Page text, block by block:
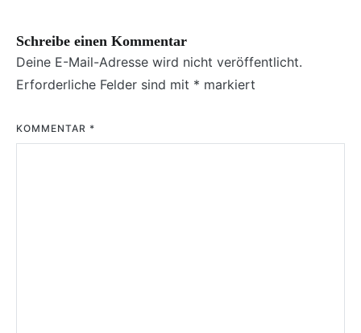
Schreibe einen Kommentar
Deine E-Mail-Adresse wird nicht veröffentlicht.
Erforderliche Felder sind mit * markiert
KOMMENTAR *